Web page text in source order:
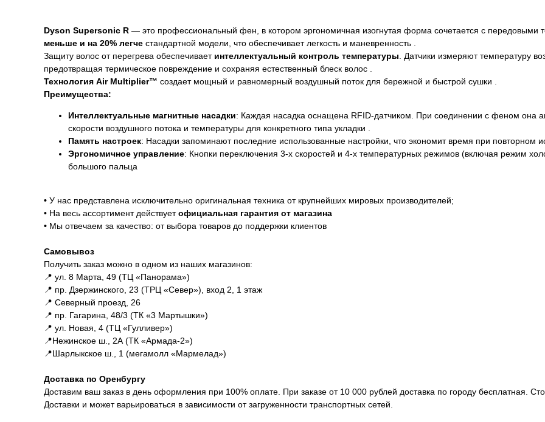
Dyson Supersonic R — это профессиональный фен, в котором эргономичная изогнутая форма сочетается с передовыми
меньше и на 20% легче стандартной модели, что обеспечивает легкость и маневренность .
Защиту волос от перегрева обеспечивает интеллектуальный контроль температуры . Датчики измеряют температуру
предотвращая термическое повреждение и сохраняя естественный блеск волос .
Технология Air Multiplier™ создает мощный и равномерный воздушный поток для бережной и быстрой сушки .
Преимущества:
Интеллектуальные магнитные насадки: Каждая насадка оснащена RFID-датчиком. При соединении с феном она
скорости воздушного потока и температуры для конкретного типа укладки .
Память настроек: Насадки запоминают последние использованные настройки, что экономит время при повторном
Эргономичное управление: Кнопки переключения 3-х скоростей и 4-х температурных режимов (включая режим
большого пальца
• У нас представлена исключительно оригинальная техника от крупнейших мировых производителей;
• На весь ассортимент действуетофициальная гарантия от магазина
• Мы отвечаем за качество: от выбора товаров до поддержки клиентов
Самовывоз
Получить заказ можно в одном из наших магазинов:
📍 ул. 8 Марта, 49 (ТЦ «Панорама»)
📍 пр. Дзержинского, 23 (ТРЦ «Север»), вход 2, 1 этаж
📍 Северный проезд, 26
📍 пр. Гагарина, 48/3 (ТК «3 Мартышки»)
📍 ул. Новая, 4 (ТЦ «Гулливер»)
📍Нежинское ш., 2А (ТК «Армада-2»)
📍Шарлыкское ш., 1 (мегамолл «Мармелад»)
Доставка по Оренбургу
Доставим ваш заказ в день оформления при 100% оплате. При заказе от 10 000 рублей доставка по городу бесплатная.
Доставки и может варьироваться в зависимости от загруженности транспортных сетей.